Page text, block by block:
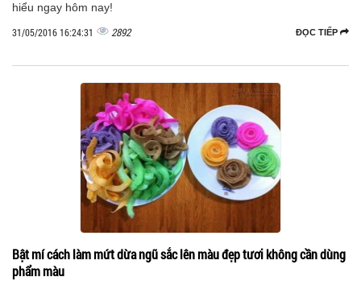
hiểu ngay hôm nay!
ĐỌC TIẾP
31/05/2016 16:24:31 2892
Bật mí cách làm mứt dừa ngũ sắc lên màu đẹp tươi không cần dùng
phẩm màu